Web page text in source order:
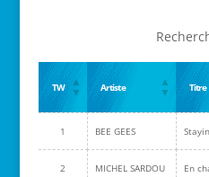
TW Artiste Titre
1 BEE GEES
2 MICHEL SARDOU En